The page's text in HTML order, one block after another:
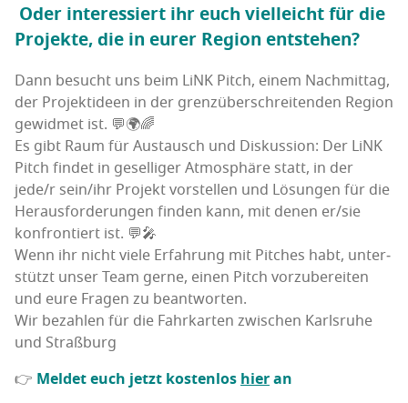
Oder inter­es­siert ihr euch viel­leicht für die
Pro­jek­te, die in eurer Regi­on entstehen?
Dann besucht uns beim LiNK Pitch, einem Nach­mit­tag,
der Pro­jekt­ideen in der grenz­über­schrei­ten­den Regi­on
gewid­met ist. 💬🌍🌈
Es gibt Raum für Aus­tausch und Dis­kus­si­on: Der LiNK
Pitch fin­det in gesel­li­ger Atmo­sphä­re statt, in der
jede/r sein/ihr Pro­jekt vor­stel­len und Lösun­gen für die
Her­aus­for­de­run­gen fin­den kann, mit denen er/sie
kon­fron­tiert ist. 💬🎤
Wenn ihr nicht vie­le Erfah­rung mit Pit­ches habt, unter­
stützt unser Team ger­ne, einen Pitch vor­zu­be­rei­ten
und eure Fra­gen zu beantworten.
Wir bezah­len für die Fahr­kar­ten zwi­schen Karls­ru­he
und Straßburg
👉 Mel­det euch jetzt kos­ten­los hieran